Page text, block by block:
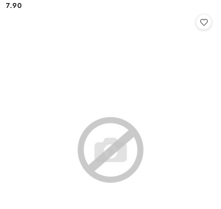
Cena:
7.90